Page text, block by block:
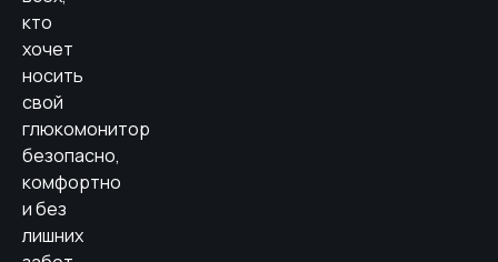
кто
хочет
носить
свой
глюкомонитор
безопасно,
комфортно
и без
лишних